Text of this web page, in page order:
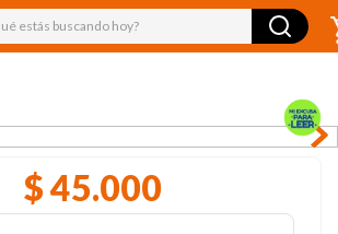
estás buscando hoy?
$45.000